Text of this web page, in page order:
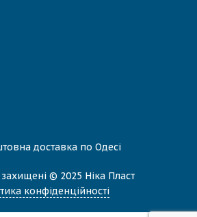
доставка по Одесі
захищені © 2025 Нiка Пласт
конфіденційності